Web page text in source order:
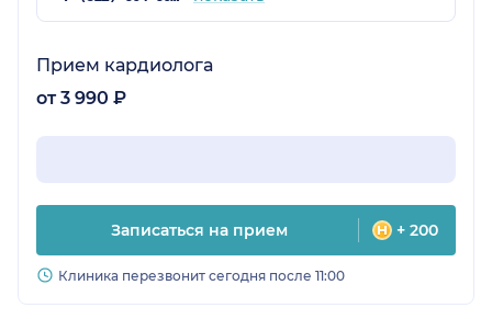
Прием кардиолога
от 3 990 ₽
Записаться на прием + 200
Клиника перезвонит сегодня после 11:00